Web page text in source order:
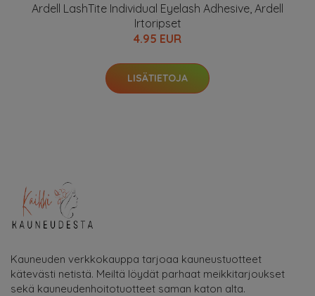
Ardell LashTite Individual Eyelash Adhesive, Ardell
Irtoripset
4.95 EUR
LISÄTIETOJA
Kauneuden verkkokauppa tarjoaa kauneustuotteet
kätevästi netistä. Meiltä löydät parhaat meikkitarjoukset
sekä kauneudenhoitotuotteet saman katon alta.